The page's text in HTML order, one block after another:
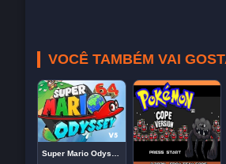
VOCÊ TAMBÉM VAI